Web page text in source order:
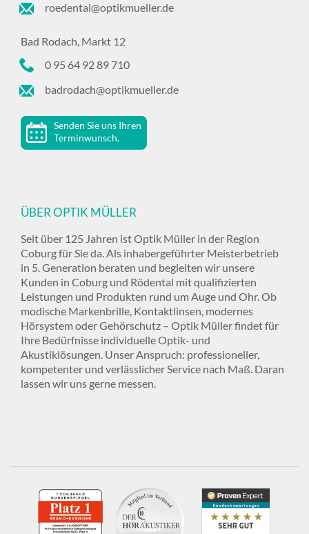
roedental@optikmueller.de
Bad Rodach, Markt 12
0 95 64 92 89 710
badrodach@optikmueller.de
Senden Sie uns Ihren
Terminwunsch.
ÜBER OPTIK MÜLLER
Seit über 125 Jahren ist Optik Müller in der Region
Coburg für Sie da. Als inhabergeführter Meisterbetrieb
in 5. Generation beraten und begleiten wir unsere
Kunden in Coburg und Rödental mit qualifizierten
Leistungen und Produkten rund um Auge und Ohr. Ob
modische Markenbrille, Kontaktlinsen, modernes
Hörsystem oder Gehörschutz – Optik Müller findet für
Ihre Bedürfnisse individuelle Optik- und
Akustiklösungen. Unser Anspruch: professioneller,
kompetenter und verlässlicher Service nach Maß. Daran
lassen wir uns gerne messen.